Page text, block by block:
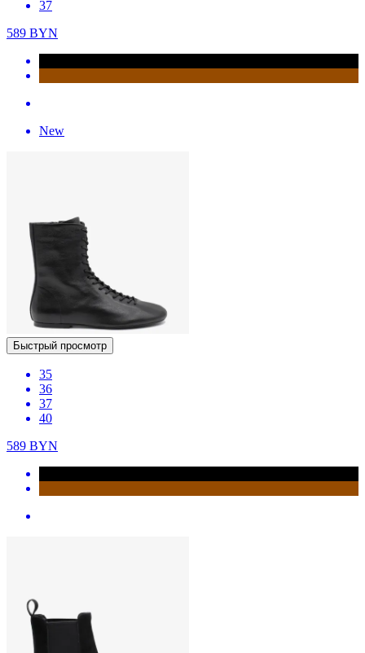
37
589 BYN
New
Быстрый просмотр
35
36
37
40
589 BYN